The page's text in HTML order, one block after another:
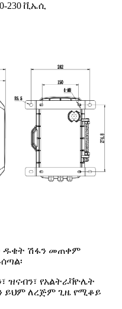
230 ቪኤሲ
ዱቄት ሽፋን መጠቀም
ዝናብን፣ የአልትራቫዮሌት
ይህም ለረጅም ጊዜ የሚቆይ